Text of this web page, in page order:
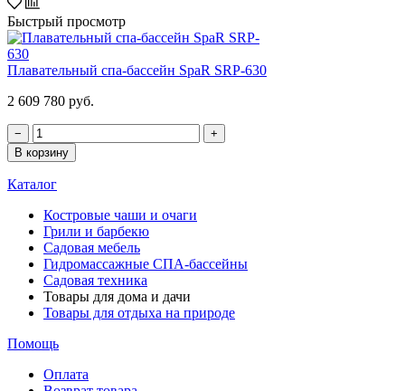
Быстрый просмотр
Плавательный спа-бассейн SpaR SRP-630
2 609 780 руб.
−
+
В корзину
Каталог
Костровые чаши и очаги
Грили и барбекю
Садовая мебель
Гидромассажные СПА-бассейны
Садовая техника
Товары для дома и дачи
Товары для отдыха на природе
Помощь
Оплата